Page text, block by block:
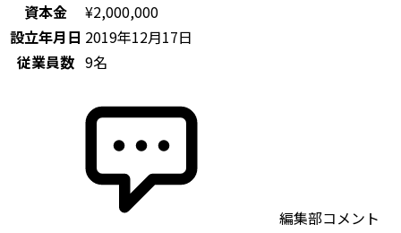
資本金
¥2,000,000
設立年月日 2019年12月17日
従業員数 9名
編集部コメント